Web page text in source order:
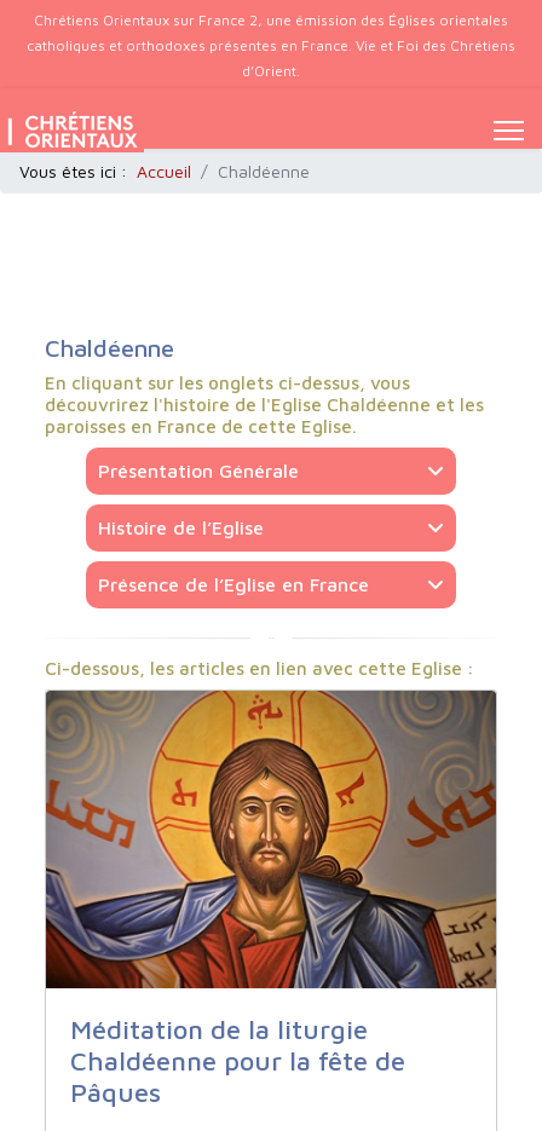
Chrétiens Orientaux sur France 2, une émission des Églises orientales
catholiques et orthodoxes présentes en France. Vie et Foi des Chrétiens
d’Orient.
Vous êtes ici : Accueil Chaldéenne
Chaldéenne
En cliquant sur les onglets ci-dessus, vous
découvrirez l'histoire de l'Eglise Chaldéenne et les
paroisses en France de cette Eglise.
Présentation Générale
Histoire de l’Eglise
Présence de l’Eglise en France
Ci-dessous, les articles en lien avec cette Eglise :
Méditation de la liturgie
Chaldéenne pour la fête de
Pâques